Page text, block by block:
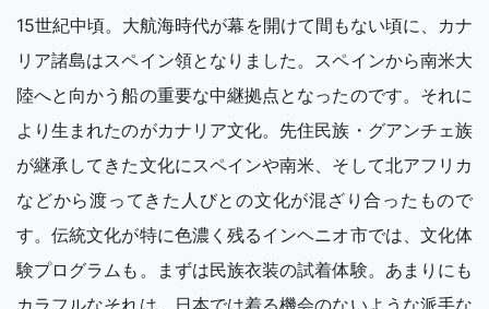
15世紀中頃。大航海時代が幕を開けて間もない頃に、カナ
リア諸島はスペイン領となりました。スペインから南米大
陸へと向かう船の重要な中継拠点となったのです。それに
より生まれたのがカナリア文化。先住民族・グアンチェ族
が継承してきた文化にスペインや南米、そして北アフリカ
などから渡ってきた人びとの文化が混ざり合ったもので
す。伝統文化が特に色濃く残るインヘニオ市では、文化体
験プログラムも。まずは民族衣装の試着体験。あまりにも